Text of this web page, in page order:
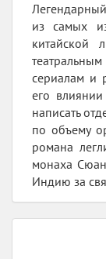
из самых
китайской
сериалам и
его
написать
по объему
романа
монаха
Индию за